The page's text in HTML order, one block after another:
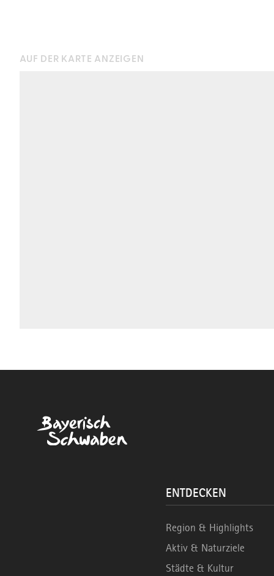
AUF DER KARTE ANZEIGEN
ENTDECKEN
Region & Highlights
Aktiv & Naturziele
Städte & Kultur